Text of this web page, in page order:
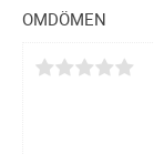
e
b
o
t
t
r
OMDÖMEN